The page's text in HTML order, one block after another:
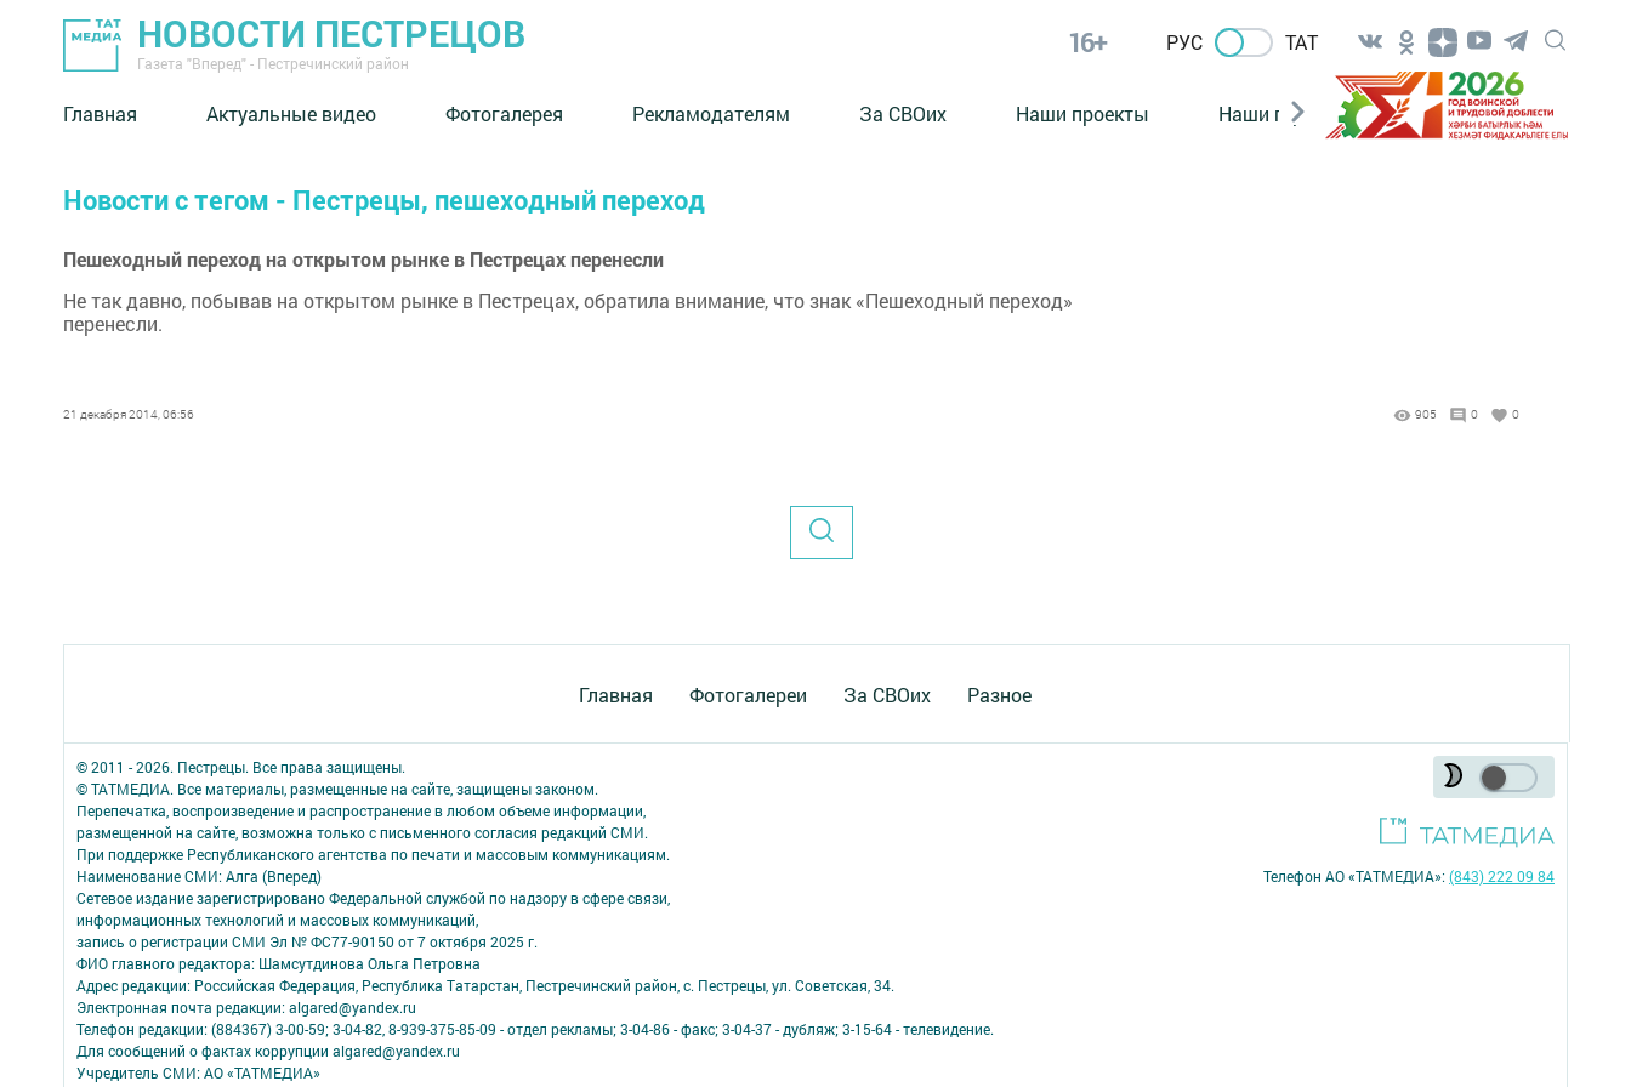
НОВОСТИ ПЕСТРЕЦОВ
Газета "Вперед" - Пестречинский район
16+ РУС ТАТ
Главная Актуальные видео Фотогалерея Рекламодателям За СВОих Наши проекты Наши герои Нормативно-правовые
Новости с тегом - Пестрецы, пешеходный переход
Пешеходный переход на открытом рынке в Пестрецах перенесли
Не так давно, побывав на открытом рынке в Пестрецах, обратила внимание, что знак «Пешеходный переход»
перенесли.
21 декабря 2014, 06:56 905 0 0
Главная Фотогалереи За СВОих Разное
© 2011 - 2026. Пестрецы. Все права защищены.
© ТАТМЕДИА. Все материалы, размещенные на сайте, защищены законом.
Перепечатка, воспроизведение и распространение в любом объеме информации,
размещенной на сайте, возможна только с письменного согласия редакций СМИ.
При поддержке Республиканского агентства по печати и массовым коммуникациям.
Наименование СМИ: Алга (Вперед)
Сетевое издание зарегистрировано Федеральной службой по надзору в сфере связи,
информационных технологий и массовых коммуникаций,
запись о регистрации СМИ Эл № ФС77-90150 от 7 октября 2025 г.
ФИО главного редактора: Шамсутдинова Ольга Петровна
Адрес редакции: Российская Федерация, Республика Татарстан, Пестречинский район, с. Пестрецы, ул. Советская, 34.
Электронная почта редакции: algared@yandex.ru
Телефон редакции: (884367) 3-00-59; 3-04-82, 8-939-375-85-09 - отдел рекламы; 3-04-86 - факс; 3-04-37 - дубляж; 3-15-64 - телевидение.
Для сообщений о фактах коррупции algared@yandex.ru
Учредитель СМИ: АО «ТАТМЕДИА»
Телефон АО «ТАТМЕДИА»:(843) 222 09 84